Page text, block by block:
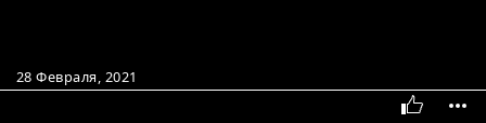
28 Февраля, 2021